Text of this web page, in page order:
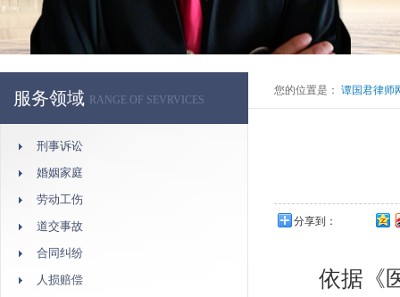
服务领域 RANGE OF SEVRVICES
刑事诉讼
婚姻家庭
劳动工伤
道交事故
合同纠纷
人损赔偿
您的位置是： 谭国君律师
分享到：
依据《医